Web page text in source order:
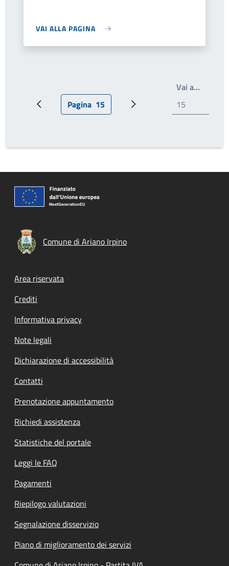
VAI ALLA PAGINA
Pagina precedentePagina attuale
Pagina 15 Prossima pagina
Vai a…Write
Comune di Ariano Irpino
Footer menu
Area riservata
Crediti
Informativa privacy
Note legali
Dichiarazione di accessibilità
Contatti
Prenotazione appuntamento
Richiedi assistenza
Statistiche del portale
Leggi le FAQ
Pagamenti
Riepilogo valutazioni
Segnalazione disservizio
Piano di miglioramento dei servizi